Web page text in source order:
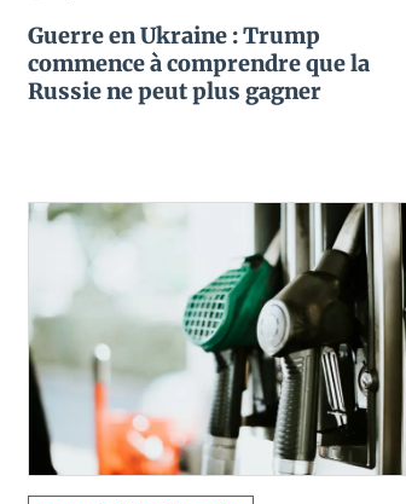
Guerre en Ukraine : Trump
commence à comprendre que la
Russie ne peut plus gagner